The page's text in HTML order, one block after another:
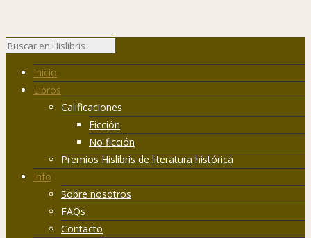
Inicio
Libros
Calificaciones
Ficción
No ficción
Premios Hislibris de literatura histórica
Info
Sobre nosotros
FAQs
Contacto